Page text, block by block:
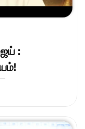
: